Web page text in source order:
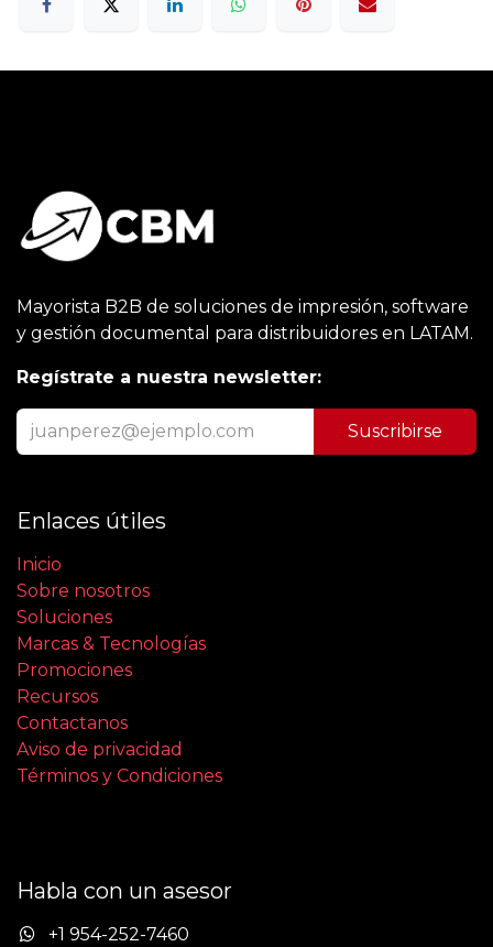
Mayorista B2B de soluciones de impresión, software
y gestión documental para distribuidores en LATAM.
Regístrate a nuestra newsletter:
Suscribirse
Enlaces útiles
Inicio
Sobre nosotros
Soluciones
Marcas & Tecnologías
Promociones
Recursos
Contactanos
Aviso de privacidad
Términos y Condiciones
Habla con un asesor
+1 954-252-7460